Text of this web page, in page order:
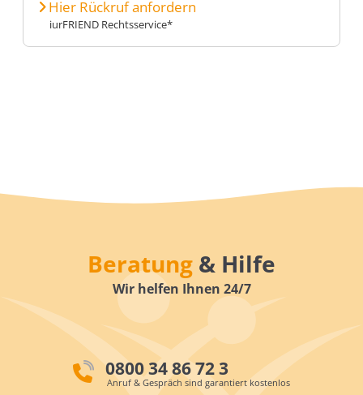
Hier Rückruf anfordern
iurFRIEND Rechtsservice*
Beratung & Hilfe
Wir helfen Ihnen 24/7
0800 34 86 72 3
Anruf & Gespräch sind garantiert kostenlos